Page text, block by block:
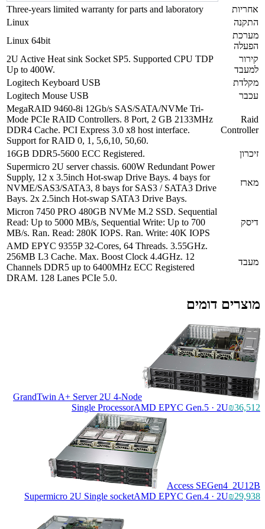
אחריות
Three-years limited warranty for parts and laboratory
התקנה
Linux
מערכת
הפעלה
Linux 64bit
קירור
למעבד
2U Active Heat sink Socket SP5. Supported CPU TDP
Up to 400W.
מקלדת
Logitech Keyboard USB
עכבר
Logitech Mouse USB
Raid
Controller
MegaRAID 9460-8i 12Gb/s SAS/SATA/NVMe Tri-
Mode PCIe RAID Controllers. 8 Port, 2 GB 2133MHz
DDR4 Cache. PCI Express 3.0 x8 host interface.
Support for RAID 0, 1, 5,6,10, 50,60.
זיכרון
16GB DDR5-5600 ECC Registered.
מארז
Supermicro 2U server chassis. 600W Redundant Power
Supply, 12 x 3.5inch Hot-swap Drive Bays. 4 bays for
NVME/SAS3/SATA3, 8 bays for SAS3 / SATA3 Drive
Bays. 2x 2.5inch Hot-swap SATA3 Drive Bays.
דיסק
Micron 7450 PRO 480GB NVMe M.2 SSD. Sequential
Read: Up to 5000 MB/s, Sequential Write: Up to 700
MB/s. Ran. Read: 280K IOPS. Ran. Write: 40K IOPS
מעבד
AMD EPYC 9355P 32-Cores, 64 Threads. 3.55GHz.
256MB L3 Cache. Max. Boost Clock 4.4GHz. 12
Channels DDR5 up to 6400MHz ECC Registered
DRAM. 128 Lanes PCIe 5.0.
מוצרים דומים
GrandTwin A+ Server 2U 4-Node
Single ProcessorAMD EPYC Gen.5 · 2U₪36,512
Access SEGen4_2U12B
Supermicro 2U Single socketAMD EPYC Gen.4 · 2U₪29,938